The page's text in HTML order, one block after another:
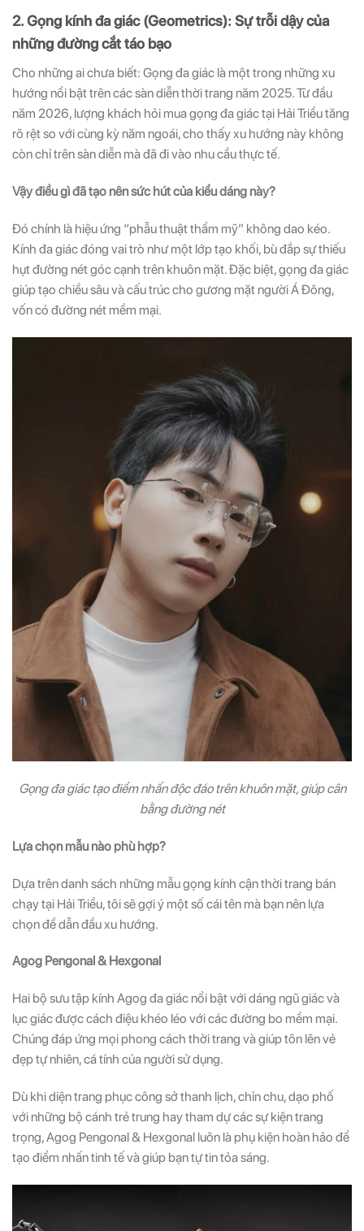
2. Gọng kính đa giác (Geometrics): Sự trỗi dậy của
những đường cắt táo bạo
Cho những ai chưa biết: Gọng đa giác là một trong những xu
hướng nổi bật trên các sàn diễn thời trang năm 2025. Từ đầu
năm 2026, lượng khách hỏi mua gọng đa giác tại Hải Triều tăng
rõ rệt so với cùng kỳ năm ngoái, cho thấy xu hướng này không
còn chỉ trên sàn diễn mà đã đi vào nhu cầu thực tế.
Vậy điều gì đã tạo nên sức hút của kiểu dáng này?
Đó chính là hiệu ứng “phẫu thuật thẩm mỹ” không dao kéo.
Kính đa giác đóng vai trò như một lớp tạo khối, bù đắp sự thiếu
hụt đường nét góc cạnh trên khuôn mặt. Đặc biệt, gọng đa giác
giúp tạo chiều sâu và cấu trúc cho gương mặt người Á Đông,
vốn có đường nét mềm mại.
Gọng đa giác tạo điểm nhấn độc đáo trên khuôn mặt, giúp cân
bằng đường nét
Lựa chọn mẫu nào phù hợp?
Dựa trên danh sách những mẫu gọng kính cận thời trang bán
chạy tại Hải Triều, tôi sẽ gợi ý một số cái tên mà bạn nên lựa
chọn để dẫn đầu xu hướng.
Agog Pengonal & Hexgonal
Hai bộ sưu tập kính Agog đa giác nổi bật với dáng ngũ giác và
lục giác được cách điệu khéo léo với các đường bo mềm mại.
Chúng đáp ứng mọi phong cách thời trang và giúp tôn lên vẻ
đẹp tự nhiên, cá tính của người sử dụng.
Dù khi diện trang phục công sở thanh lịch, chỉn chu, dạo phố
với những bộ cánh trẻ trung hay tham dự các sự kiện trang
trọng, Agog Pengonal & Hexgonal luôn là phụ kiện hoàn hảo để
tạo điểm nhấn tinh tế và giúp bạn tự tin tỏa sáng.